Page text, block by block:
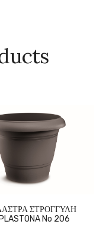
ΣΤΡΟΓΓΥΛΗ
PLASTONA No 206